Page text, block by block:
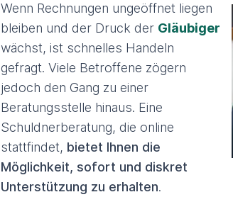
Wenn Rechnungen ungeöffnet liegen
bleiben und der Druck der Gläubiger
wächst, ist schnelles Handeln
gefragt. Viele Betroffene zögern
jedoch den Gang zu einer
Beratungsstelle hinaus. Eine
Schuldnerberatung, die online
stattfindet, bietet Ihnen die
Möglichkeit, sofort und diskret
Unterstützung zu erhalten.